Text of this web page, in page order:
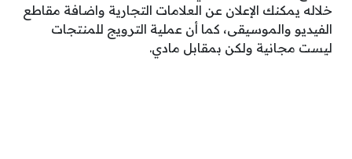
خلاله يمكنك الإعلان عن العلامات التجارية واضافة مقاطع
الفيديو والموسيقى، كما أن عملية الترويج للمنتجات
ليست مجانية ولكن بمقابل مادي.